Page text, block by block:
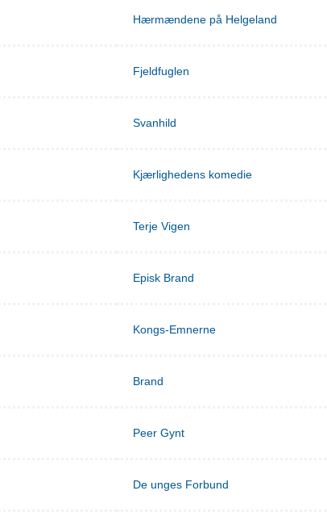
Hærmændene på Helgeland
Fjeldfuglen
Svanhild
Kjærlighedens komedie
Terje Vigen
Episk Brand
Kongs-Emnerne
Brand
Peer Gynt
De unges Forbund